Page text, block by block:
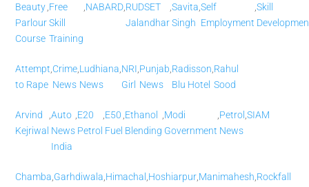
Beauty
Parlour
Course
Free
Skill
Training
NABARD RUDSET
Jalandhar
,Savita
Singh
,Self
Employment
,Skill
Attempt
to Rape
Crime
News
Ludhiana
News
NRI
Girl
Punjab
News
Radisson
Blu Hotel
Rahul
Sood
Arvind
Kejriwal
,Auto
News
India
E20
Petrol
E50
Fuel
Ethanol
Blending
Modi
Government
Petrol
News
,SIAM
Chamba Garhdiwala Himachal Hoshiarpur Manimahesh Rockfall